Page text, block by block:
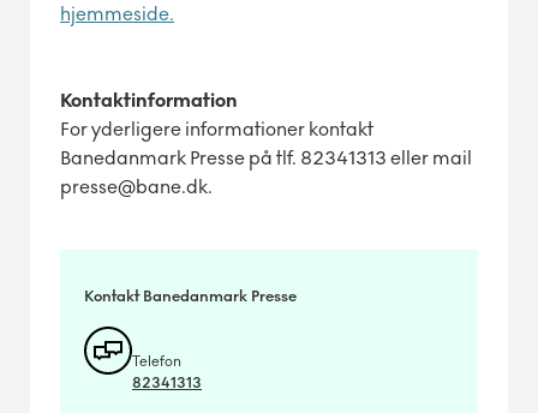
hjemmeside.
Kontaktinformation
For yderligere informationer kontakt
Banedanmark Presse på tlf. 82341313 eller mail
presse@bane.dk.
Kontakt Banedanmark Presse
Telefon
82341313